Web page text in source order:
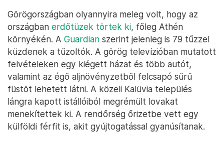
Görögországban olyannyira meleg volt, hogy az
országban erdőtüzek törtek ki, főleg Athén
környékén. A Guardian szerint jelenleg is 79 tűzzel
küzdenek a tűzoltók. A görög televízióban mutatott
felvételeken egy kiégett házat és több autót,
valamint az égő aljnövényzetből felcsapó sűrű
füstöt lehetett látni. A közeli Kalüvia település
lángra kapott istállóiból megrémült lovakat
menekítettek ki. A rendőrség őrizetbe vett egy
külföldi férfit is, akit gyújtogatással gyanúsítanak.